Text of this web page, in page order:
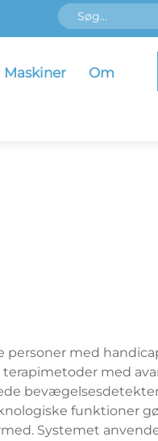
Maskiner Om
med
med
funktioner
Systemet